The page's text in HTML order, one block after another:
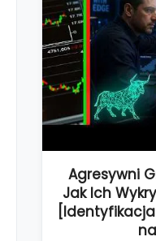
Agresywni
Jak Ich